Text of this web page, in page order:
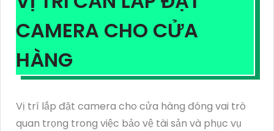
CAMERA CHO CỬA
HÀNG
Vị trí lắp đặt camera cho cửa hàng đóng vai trò
quan trọng trong việc bảo vệ tài sản và phục vụ